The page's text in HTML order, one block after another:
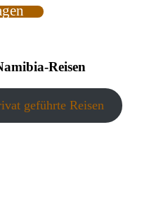
Reisen
geführte Reisen